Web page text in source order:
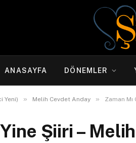
ANASAYFA DÖNEMLER
Yeni) » Melih Cevdet Anday » Zaman
Şiiri –